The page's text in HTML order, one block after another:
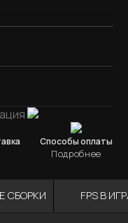
Способы оплаты
Подробнее
СБОРКИ FPS В